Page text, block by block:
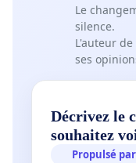
Le
silence.
L'auteur
ses
Décrivez le
souhaitez
Propulsé par